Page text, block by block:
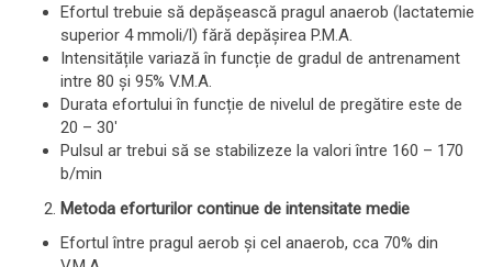
Efortul trebuie să depășească pragul anaerob (lactatemie
superior 4 mmoli/l) fără depășirea P.M.A.
Intensitățile variază în funcție de gradul de antrenament
intre 80 și 95% V.M.A.
Durata efortului în funcție de nivelul de pregătire este de
20 – 30ʹ
Pulsul ar trebui să se stabilizeze la valori între 160 – 170
b/min
Metoda eforturilor continue de intensitate medie
Efortul între pragul aerob și cel anaerob, cca 70% din